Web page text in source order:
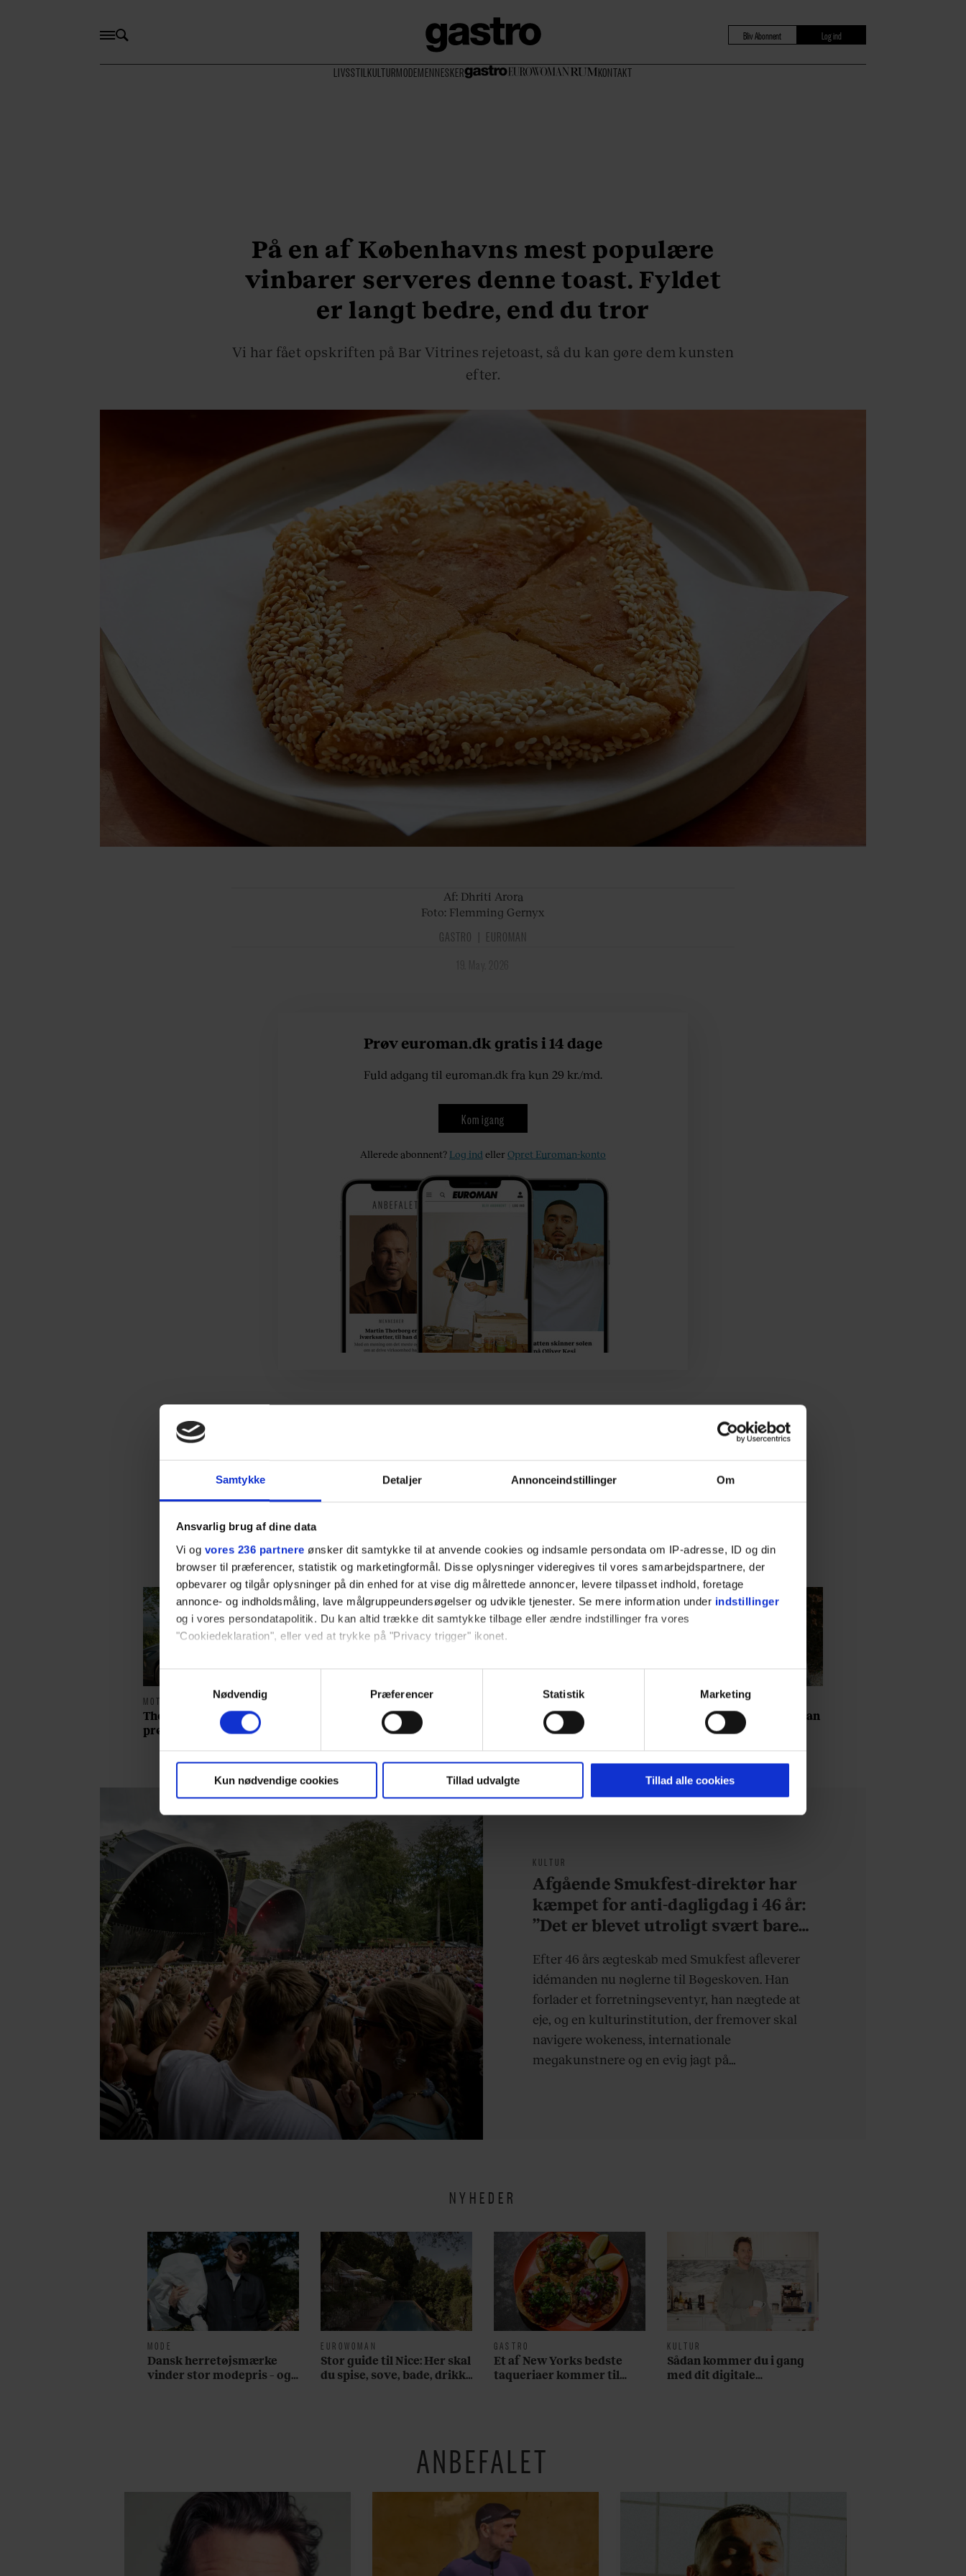
Samtykke Detaljer Annonceindstillinger Om
Ansvarlig brug af dine data
Vi og vores 236 partnere ønsker dit samtykke til at anvende cookies og indsamle persondata om IP-adresse, ID og din
browser til præferencer, statistik og marketingformål. Disse oplysninger videregives til vores samarbejdspartnere, der
opbevarer og tilgår oplysninger på din enhed for at vise dig målrettede annoncer, levere tilpasset indhold, foretage
annonce- og indholdsmåling, lave målgruppeundersøgelser og udvikle tjenester. Se mere information under indstillinger
og i vores persondatapolitik. Du kan altid trække dit samtykke tilbage eller ændre indstillinger fra vores
"Cookiedeklaration", eller ved at trykke på "Privacy trigger" ikonet.
Dine valg anvendes på hele websitet.
Vi ønsker dit samtykke til at indsamle og bruge data for at kunne levere og finansiere relevant journalistisk indhold til dig.
markedsføring, så vi kan optimere vores reklametiltag på sociale medier og til at vise dig funktioner i forbindelse med
Du kan til enhver tid trække dit samtykke tilbage via linket, du finder i vores cookiepolitik. Du kan læse mere om vores
brug af cookies, samarbejdspartnere og behandling af dine personoplysninger i forbindelse hermed i både
privatlivspolitikog
Nødvendig
Præferencer Statistik Marketing
Kun nødvendige cookies Tillad udvalgte Tillad alle cookies
LIVSSTIL KULTURMODEMENNESKER KONTAKT
Bliv Abonnent Log ind
På en af Københavns mest populære
vinbarer serveres denne toast. Fyldet
er langt bedre, end du tror
Vi har fået opskriften på Bar Vitrines rejetoast, så du kan gøre dem kunsten
efter.
Af: Dhriti Arora
Foto: Flemming Gernyx
GASTRO
EUROMAN
Prøv euroman.dk gratis i 14 dage
Fuld adgang til euroman.dk fra kun 29 kr./md.
Kom igang
Allerede abonnent? Log ind ellerOpret Euroman-konto
MEST LÆSTE
MOTOR
Thomas Skov har
prøvekørt den nye Volvo
svensk eventyr”
MENNESKER
Skuespiller Joel
Kinnamann bor i Los
morgenrutine: ”Jeg laver
300 squats og 200
armbøjninger hver
morgen”
MENNESKER
Fra alkohol i
barndomshjemmet til villa
Nu skal du høre sandheden
om Rasmus Seebach
Kvalitetsbevidste Kristian
Haagen har altid en
liggende i skabet: ”De er
uopslidelige”
KULTUR
Afgående Smukfest-direktør har
kæmpet for anti-dagligdag i 46 år:
”Det er blevet utroligt svært bare
Efter 46 års ægteskab med Smukfest afleverer
idémanden nu nøglerne til Bøgeskoven. Han
forlader et forretningseventyr, han nægtede at
eje, og en kulturinstitution, der fremover skal
navigere wokeness, internationale
megakunstnere og en evig jagt på
NYHEDER
MODE
Dansk herretøjsmærke
vinder stor modepris – og
EUROWOMAN
Stor guide til Nice: Her skal
du spise, sove, bade, drikke
GASTRO
Et af New Yorks bedste
taqueriaer kommer til
KULTUR
Sådan kommer du i gang
med dit digitale
ANBEFALET